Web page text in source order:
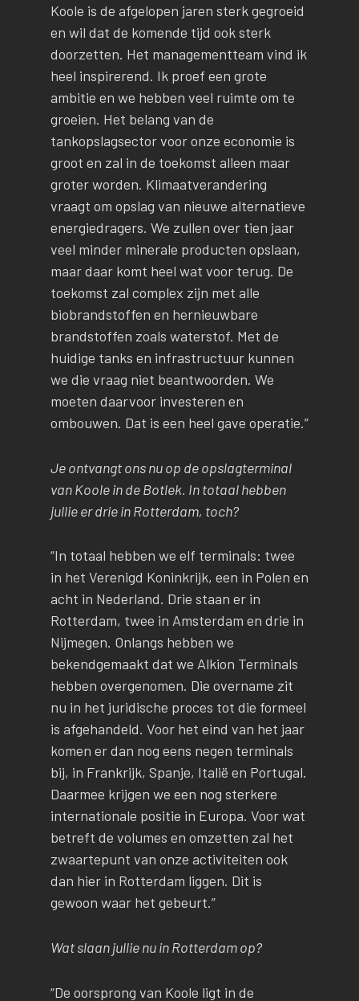
Koole is de afgelopen jaren sterk gegroeid
en wil dat de komende tijd ook sterk
doorzetten. Het managementteam vind ik
heel inspirerend. Ik proef een grote
ambitie en we hebben veel ruimte om te
groeien. Het belang van de
tankopslagsector voor onze economie is
groot en zal in de toekomst alleen maar
groter worden. Klimaatverandering
vraagt om opslag van nieuwe alternatieve
energiedragers. We zullen over tien jaar
veel minder minerale producten opslaan,
maar daar komt heel wat voor terug. De
toekomst zal complex zijn met alle
biobrandstoffen en hernieuwbare
brandstoffen zoals waterstof. Met de
huidige tanks en infrastructuur kunnen
we die vraag niet beantwoorden. We
moeten daarvoor investeren en
ombouwen. Dat is een heel gave operatie.”
Je ontvangt ons nu op de opslagterminal
van Koole in de Botlek. In totaal hebben
jullie er drie in Rotterdam, toch?
“In totaal hebben we elf terminals: twee
in het Verenigd Koninkrijk, een in Polen en
acht in Nederland. Drie staan er in
Rotterdam, twee in Amsterdam en drie in
Nijmegen. Onlangs hebben we
bekendgemaakt dat we Alkion Terminals
hebben overgenomen. Die overname zit
nu in het juridische proces tot die formeel
is afgehandeld. Voor het eind van het jaar
komen er dan nog eens negen terminals
bij, in Frankrijk, Spanje, Italië en Portugal.
Daarmee krijgen we een nog sterkere
internationale positie in Europa. Voor wat
betreft de volumes en omzetten zal het
zwaartepunt van onze activiteiten ook
dan hier in Rotterdam liggen. Dit is
gewoon waar het gebeurt.”
Wat slaan jullie nu in Rotterdam op?
“De oorsprong van Koole ligt in de